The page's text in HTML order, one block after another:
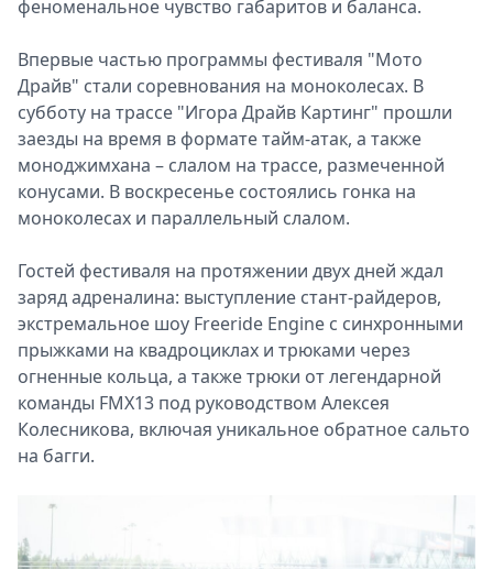
феноменальное чувство габаритов и баланса.
Впервые частью программы фестиваля "Мото
Драйв" стали соревнования на моноколесах. В
субботу на трассе "Игора Драйв Картинг" прошли
заезды на время в формате тайм-атак, а также
моноджимхана – слалом на трассе, размеченной
конусами. В воскресенье состоялись гонка на
моноколесах и параллельный слалом.
Гостей фестиваля на протяжении двух дней ждал
заряд адреналина: выступление стант-райдеров,
экстремальное шоу Freeride Engine с синхронными
прыжками на квадроциклах и трюками через
огненные кольца, а также трюки от легендарной
команды FMX13 под руководством Алексея
Колесникова, включая уникальное обратное сальто
на багги.